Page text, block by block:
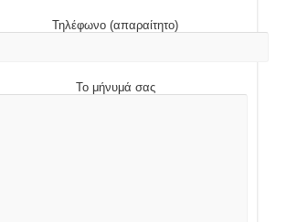
Τηλέφωνο (απαραίτητο)
Το μήνυμά σας